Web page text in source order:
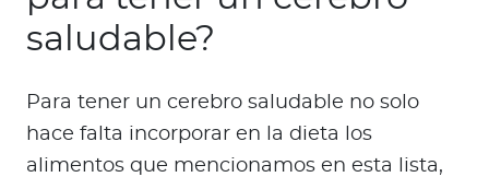
saludable?
Para tener un cerebro saludable no solo
hace falta incorporar en la dieta los
alimentos que mencionamos en esta lista,